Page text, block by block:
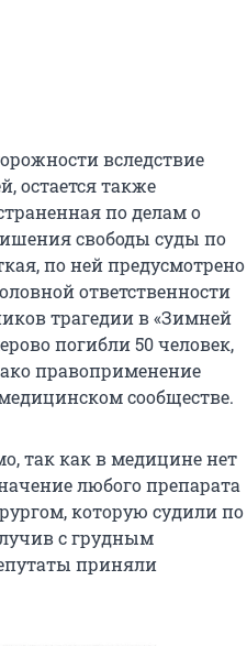
вследствие
остается также
по делам о
свободы суды по
по ней предусмотрено
ответственности
трагедии в «Зимней
погибли 50 человек,
правоприменение
сообществе.
так как в медицине нет
любого препарата
которую судили по
с грудным
приняли